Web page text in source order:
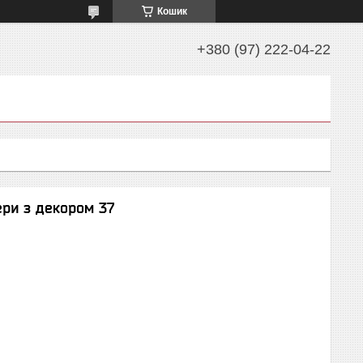
Кошик
+380 (97) 222-04-22
з декором 37